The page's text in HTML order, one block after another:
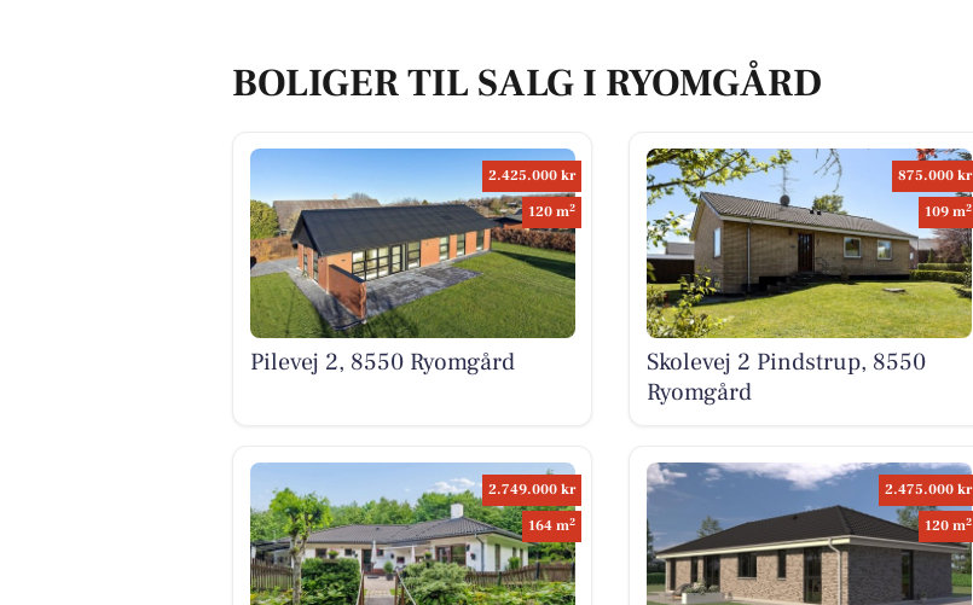
BOLIGER TIL SALG I RYOMGÅRD
2.425.000 kr
120 m2
Pilevej 2, 8550 Ryomgård
875.000 kr
109 m2
Skolevej 2 Pindstrup, 8550
Ryomgård
2.749.000 kr
164 m2
2.475.000 kr
120 m2